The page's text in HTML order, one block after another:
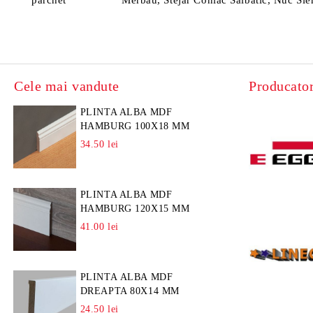
Cele mai vandute
PLINTA ALBA MDF
HAMBURG 100X18 MM
34.50 lei
PLINTA ALBA MDF
HAMBURG 120X15 MM
41.00 lei
PLINTA ALBA MDF
DREAPTA 80X14 MM
24.50 lei